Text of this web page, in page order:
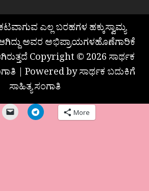
ಎಲ್ಲ ಬರಹಗಳ ಹಕ್ಕುಸ್ವಾಮ್ಯ
ಅವರ ಅಭಿಪ್ರಾಯಗಳಹೊಣೆಗಾರಿಕೆ
Copyright © 2026 ಸಾರ್ಥಕ
| Powered by ಸಾರ್ಥಕ ಬದುಕಿಗೆ
ಸಾಹಿತ್ಯ ಸಂಗಾತಿ
More